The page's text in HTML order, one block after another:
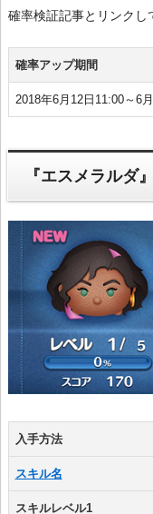
確率検証記事とリンクし
確率アップ期間
2018年6月12日11:00～6
『エスメラルダ
入手方法
スキル名
スキルレベル1